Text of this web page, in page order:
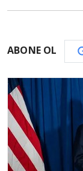
ABONE OL